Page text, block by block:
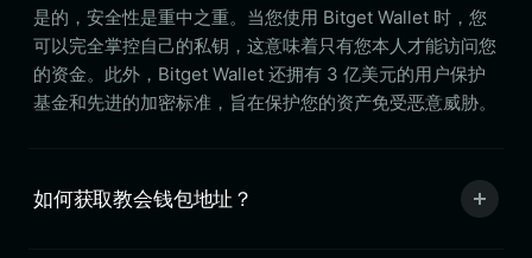
是的，安全性是重中之重。当您使用 Bitget Wallet 时，您
可以完全掌控自己的私钥，这意味着只有您本人才能访问您
的资金。此外，Bitget Wallet 还拥有 3 亿美元的用户保护
基金和先进的加密标准，旨在保护您的资产免受恶意威胁。
如何获取教会钱包地址？